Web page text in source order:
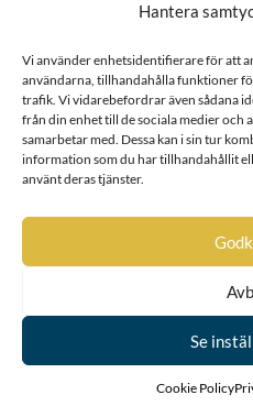
Hantera
Vi använder enhetsidentifierare för att
användarna, tillhandahålla funktioner
trafik. Vi vidarebefordrar även sådana
från din enhet till de sociala medier och
samarbetar med. Dessa kan i sin tur
information som du har tillhandahållit
använt deras tjänster.
Se
Cookie Policy
Porträtt•Fotografi